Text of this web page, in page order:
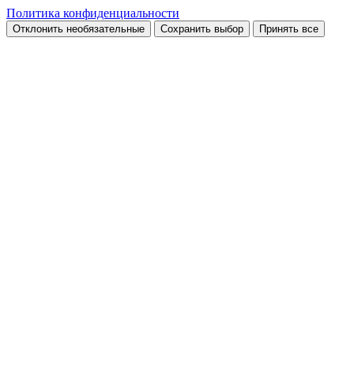
Политика конфиденциальности
Отклонить необязательные Сохранить выбор Принять все